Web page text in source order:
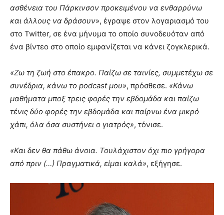
ασθένεια του Πάρκινσον προκειμένου να ενθαρρύνω
και άλλους να δράσουν», έγραψε στον λογαριασμό του
στο Twitter, σε ένα μήνυμα το οποίο συνοδευόταν από
ένα βίντεο στο οποίο εμφανίζεται να κάνει ζογκλερικά.
«Ζω τη ζωή στο έπακρο. Παίζω σε ταινίες, συμμετέχω σε
συνέδρια, κάνω το podcast μου», πρόσθεσε. «Κάνω
μαθήματα μποξ τρεις φορές την εβδομάδα και παίζω
τένις δύο φορές την εβδομάδα και παίρνω ένα μικρό
χάπι, όλα όσα συστήνει ο γιατρός», τόνισε.
«Και δεν θα πάθω άνοια. Τουλάχιστον όχι πιο γρήγορα
από πριν (…) Πραγματικά, είμαι καλά», εξήγησε.